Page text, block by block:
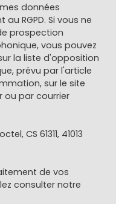
données
RGPD. Si vous ne
prospection
vous pouvez
la liste d'opposition
prévu par l'article
sur le site
ou par courrier
CS 61311, 41013
de vos
consulter notre